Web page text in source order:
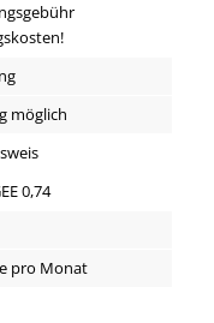
möglich
0,74
pro Monat